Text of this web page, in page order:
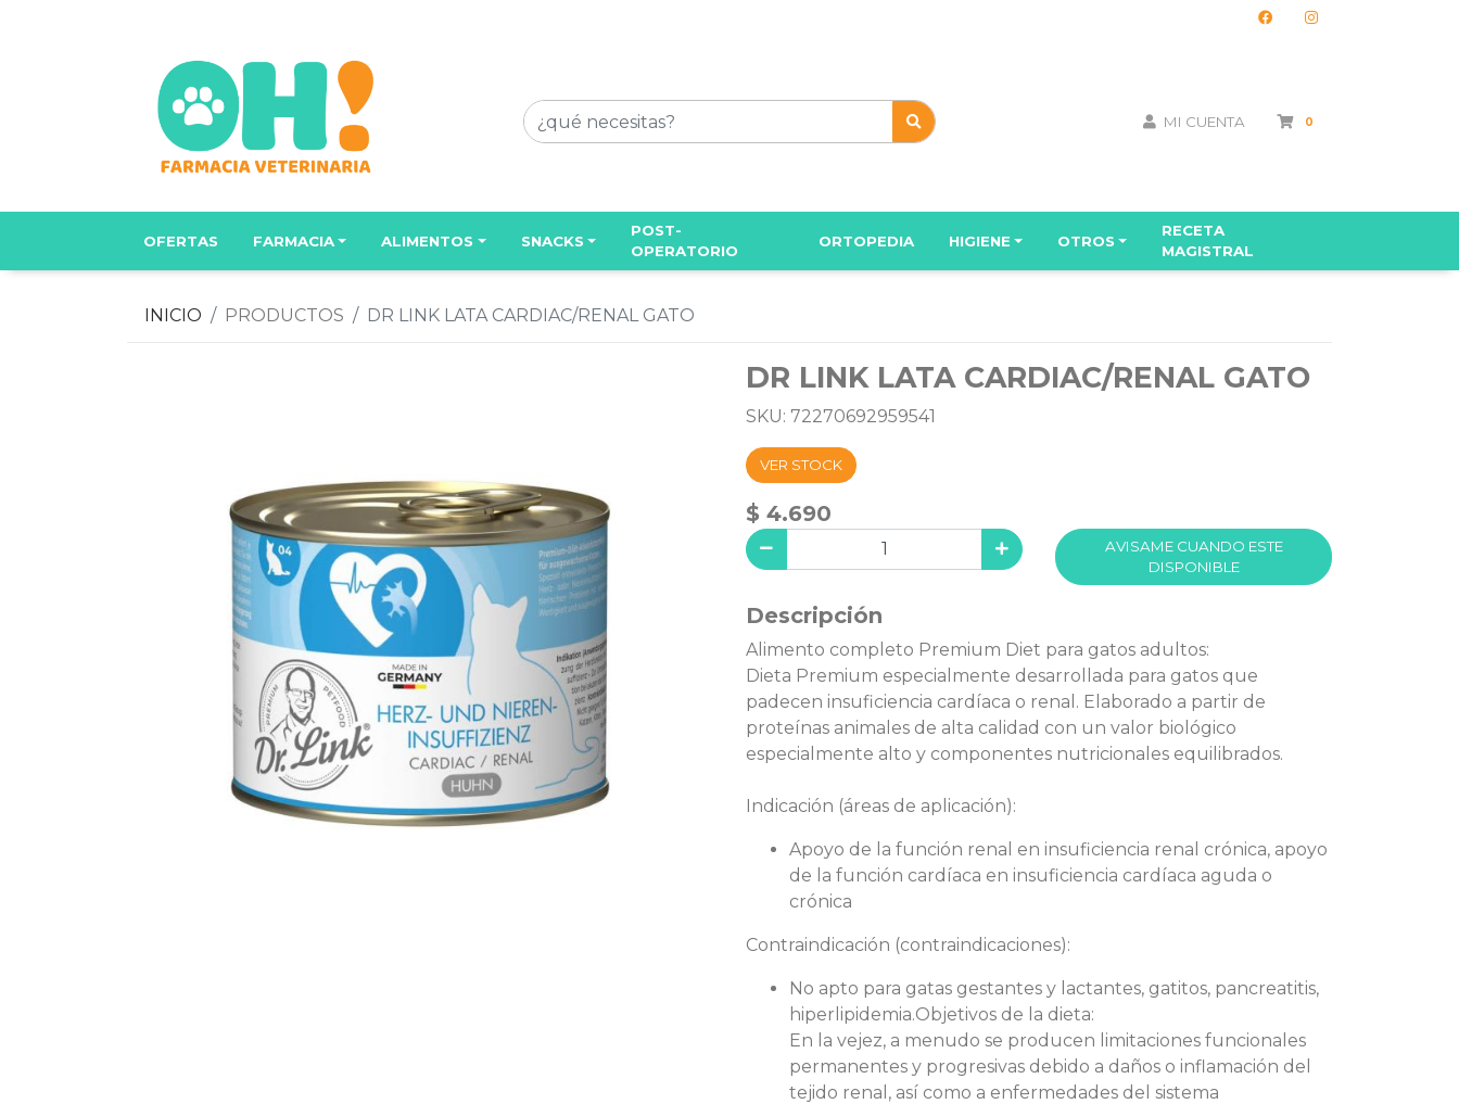
MI CUENTA 0
OFERTAS FARMACIA ALIMENTOS SNACKS
POST-
OPERATORIO
ORTOPEDIA HIGIENE OTROS
RECETA
MAGISTRAL
INICIO PRODUCTOS DR LINK LATA CARDIAC/RENAL GATO
DR LINK LATA CARDIAC/RENAL GATO
SKU: 72270692959541
VER STOCK
$ 4.690
AVISAME CUANDO ESTE
DISPONIBLE
Descripción
Alimento completo Premium Diet para gatos adultos:
Dieta Premium especialmente desarrollada para gatos que
padecen insuficiencia cardíaca o renal. Elaborado a partir de
proteínas animales de alta calidad con un valor biológico
especialmente alto y componentes nutricionales equilibrados.
Indicación (áreas de aplicación):
Apoyo de la función renal en insuficiencia renal crónica, apoyo
de la función cardíaca en insuficiencia cardíaca aguda o
crónica
Contraindicación (contraindicaciones):
No apto para gatas gestantes y lactantes, gatitos, pancreatitis,
hiperlipidemia.Objetivos de la dieta:
En la vejez, a menudo se producen limitaciones funcionales
permanentes y progresivas debido a daños o inflamación del
tejido renal, así como a enfermedades del sistema